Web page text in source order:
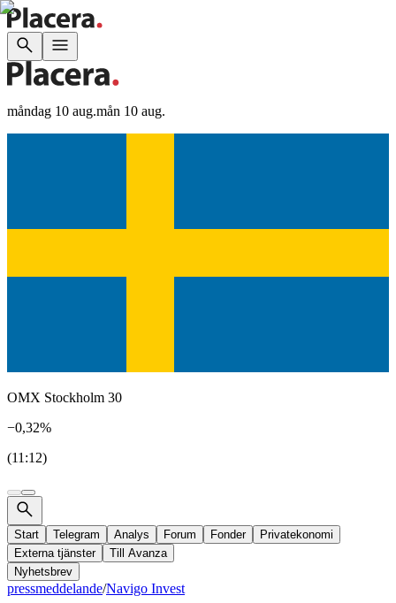
måndag 10 aug.mån 10 aug.
OMX Stockholm 30
−0,32%
(11:12)
Start Telegram Analys Forum Fonder
Privatekonomi
Externa tjänster
Till Avanza
Nyhetsbrev
pressmeddelande/Navigo Invest